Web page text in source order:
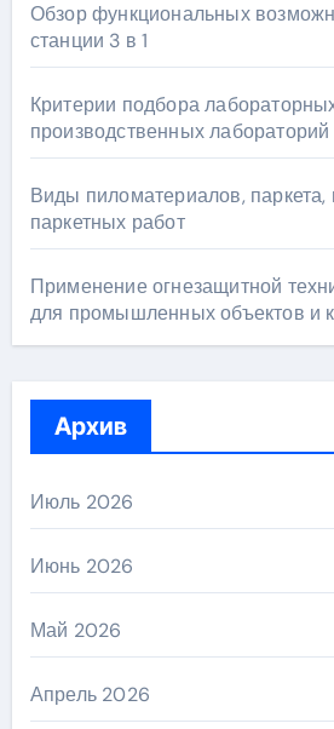
Обзор функциональных
станции 3 в 1
Критерии подбора
производственных лабораторий
Виды пиломатериалов, паркета,
паркетных работ
Применение огнезащитной
для промышленных объектов и
Архив
Июль 2026
Июнь 2026
Май 2026
Апрель 2026